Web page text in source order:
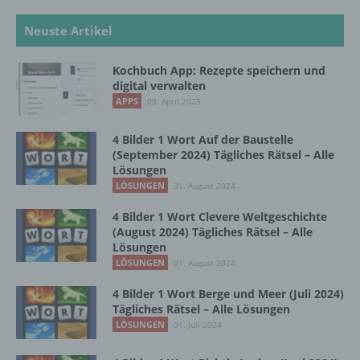
Neuste Artikel
Kochbuch App: Rezepte speichern und
digital verwalten
APPS 03. April 2025
4 Bilder 1 Wort Auf der Baustelle
(September 2024) Tägliches Rätsel – Alle
Lösungen
LÖSUNGEN 31. August 2024
4 Bilder 1 Wort Clevere Weltgeschichte
(August 2024) Tägliches Rätsel – Alle
Lösungen
LÖSUNGEN 01. August 2024
4 Bilder 1 Wort Berge und Meer (Juli 2024)
Tägliches Rätsel – Alle Lösungen
LÖSUNGEN 01. Juli 2024
b) betroffene Person
Betroffene Person ist jede identifizierte oder
identifizierbare natürliche Person, deren
personenbezogene Daten von dem für die
werden.
c) Verarbeitung
Verarbeitung ist jeder mit oder ohne Hilfe
automatisierter Verfahren ausgeführte
Vorgang oder jede solche Vorgangsreihe im
Daten wie das Erheben, das Erfassen, die
Organisation, das Ordnen, die Speicherung,
die Anpassung oder Veränderung, das